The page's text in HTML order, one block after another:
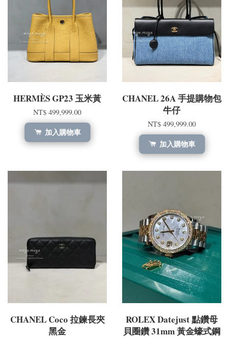
HERMÈS GP23 玉米黃
NT$ 499,999.00
加入購物車
CHANEL 26A 手提購物包
牛仔
NT$ 499,999.00
加入購物車
CHANEL Coco 拉鍊長夾
黑金
ROLEX Datejust 點鑽母
貝圈鑽 31mm 黃金蠔式鋼